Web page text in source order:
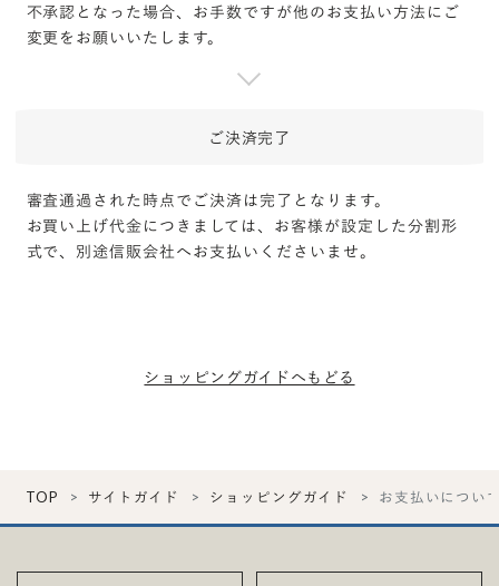
不承認となった場合、お手数ですが他のお支払い方法にご
変更をお願いいたします。
ご決済完了
審査通過された時点でご決済は完了となります。
お買い上げ代金につきましては、お客様が設定した分割形
式で、別途信販会社へお支払いくださいませ。
ショッピングガイドへもどる
TOP サイトガイド ショッピングガイド お支払いについ